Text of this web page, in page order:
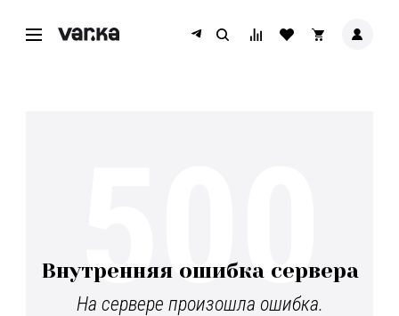
Внутренняя ошибка сервера
На сервере произошла ошибка.
500